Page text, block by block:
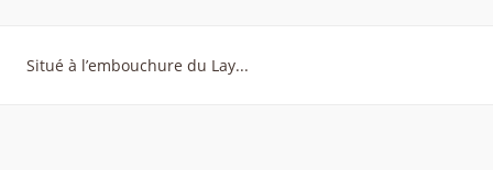
Situé à l’embouchure du Lay...